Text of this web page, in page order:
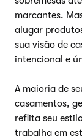
marcantes.
alugar
sua visão de
intencional e
A maioria de
casamentos,
reflita seu
trabalha em